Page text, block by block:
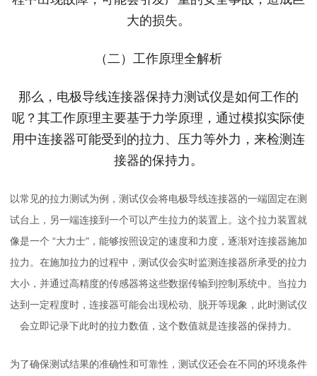
大的损失。
（二）工作原理全解析
那么，电极导线连接器保持力测试仪是如何工作的
呢？其工作原理主要基于力学原理，通过模拟实际使
用中连接器可能受到的拉力、压力等外力，来检测连
接器的保持力。
以常见的拉力测试为例，测试仪会将电极导线连接器的一端固定在测
试台上，另一端连接到一个可以产生拉力的装置上。这个拉力装置就
像是一个 “大力士"，能够按照设定的速度和力度，逐渐对连接器施加
拉力。在施加拉力的过程中，测试仪会实时监测连接器所承受的拉力
大小，并通过高精度的传感器将这些数据传输到控制系统中。当拉力
达到一定程度时，连接器可能会出现松动、脱开等现象，此时测试仪
会立即记录下此时的拉力数值，这个数值就是连接器的保持力。
为了确保测试结果的准确性和可靠性，测试仪还会在不同的环境条件